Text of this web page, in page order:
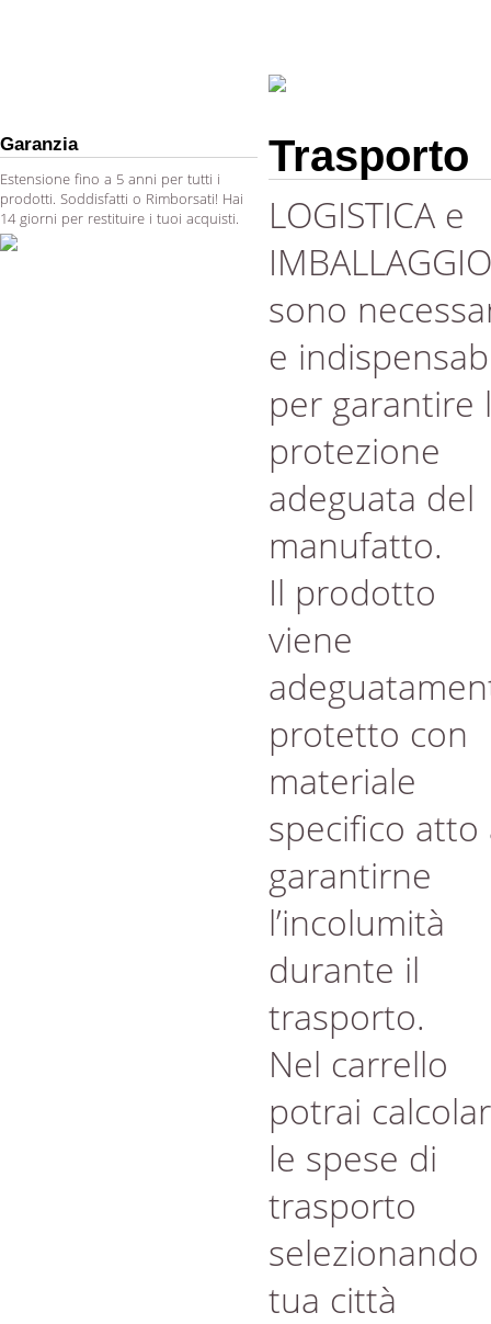
Garanzia
Estensione fino a 5 anni per tutti i
prodotti. Soddisfatti o Rimborsati! Hai
14 giorni per restituire i tuoi acquisti.
Trasporto
LOGISTICA e
IMBALLAGGIO
sono
e
per garantire
protezione
adeguata del
manufatto.
Il prodotto
viene
protetto con
materiale
specifico atto
garantirne
l’incolumità
durante il
trasporto.
Nel carrello
potrai
le spese di
trasporto
selezionando
tua città